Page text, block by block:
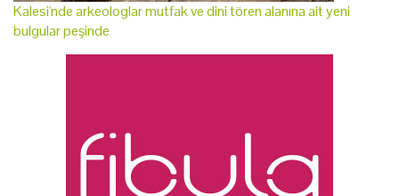
Kalesi'nde arkeologlar mutfak ve dini tören alanına ait yeni
bulgular peşinde